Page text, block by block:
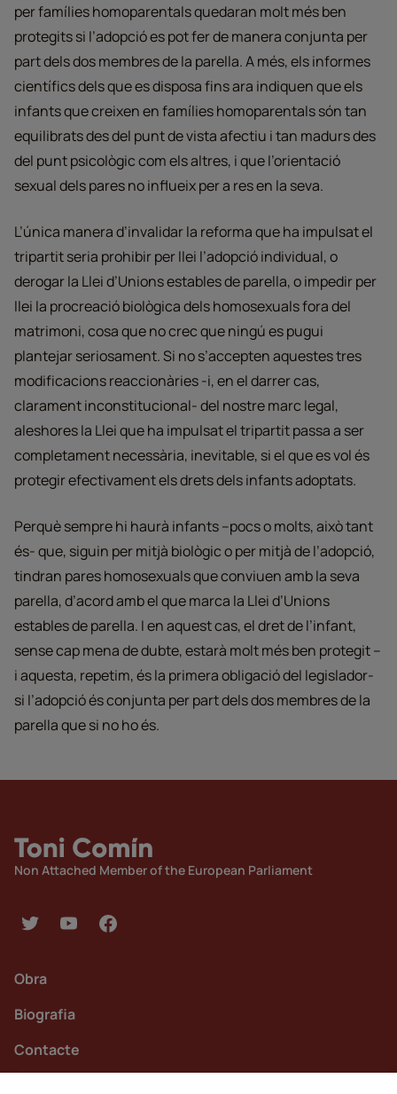
per famílies homoparentals quedaran molt més ben
protegits si l’adopció es pot fer de manera conjunta per
part dels dos membres de la parella. A més, els informes
científics dels que es disposa fins ara indiquen que els
infants que creixen en famílies homoparentals són tan
equilibrats des del punt de vista afectiu i tan madurs des
del punt psicològic com els altres, i que l’orientació
sexual dels pares no influeix per a res en la seva.
L’única manera d’invalidar la reforma que ha impulsat el
tripartit seria prohibir per llei l’adopció individual, o
derogar la Llei d’Unions estables de parella, o impedir per
llei la procreació biològica dels homosexuals fora del
matrimoni, cosa que no crec que ningú es pugui
plantejar seriosament. Si no s’accepten aquestes tres
modificacions reaccionàries -i, en el darrer cas,
clarament inconstitucional- del nostre marc legal,
aleshores la Llei que ha impulsat el tripartit passa a ser
completament necessària, inevitable, si el que es vol és
protegir efectivament els drets dels infants adoptats.
Perquè sempre hi haurà infants –pocs o molts, això tant
és- que, siguin per mitjà biològic o per mitjà de l’adopció,
tindran pares homosexuals que conviuen amb la seva
parella, d’acord amb el que marca la Llei d’Unions
estables de parella. I en aquest cas, el dret de l’infant,
sense cap mena de dubte, estarà molt més ben protegit –
i aquesta, repetim, és la primera obligació del legislador-
si l’adopció és conjunta per part dels dos membres de la
parella que si no ho és.
Non Attached Member of the European Parliament
Obra
Biografia
Contacte